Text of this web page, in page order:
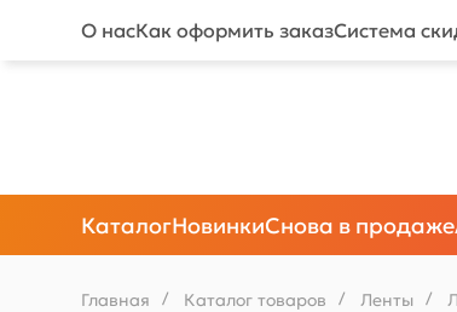
О насКак оформить заказСистема
КаталогНовинкиСнова в продаже
Главная / Каталог товаров / Ленты /